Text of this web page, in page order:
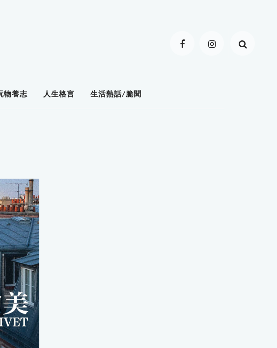
物養志 人生格言 生活熱話/脆聞